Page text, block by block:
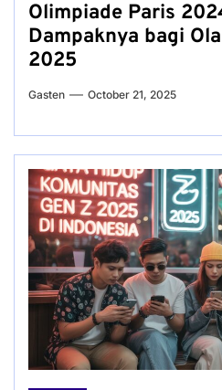
Olimpiade Paris
Dampaknya bagi
2025
Gasten October 21, 2025